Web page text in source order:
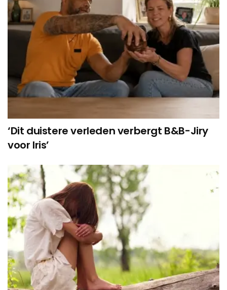
‘Dit duistere verleden verbergt B&B-Jiry
voor Iris’